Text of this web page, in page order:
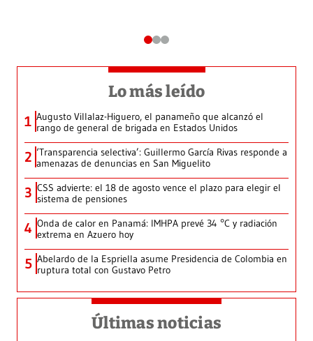
Lo más leído
1 Augusto Villalaz-Higuero, el panameño que alcanzó el
rango de general de brigada en Estados Unidos
2 ‘Transparencia selectiva’: Guillermo García Rivas responde a
amenazas de denuncias en San Miguelito
3 CSS advierte: el 18 de agosto vence el plazo para elegir el
sistema de pensiones
4 Onda de calor en Panamá: IMHPA prevé 34 °C y radiación
extrema en Azuero hoy
5 Abelardo de la Espriella asume Presidencia de Colombia en
ruptura total con Gustavo Petro
Últimas noticias